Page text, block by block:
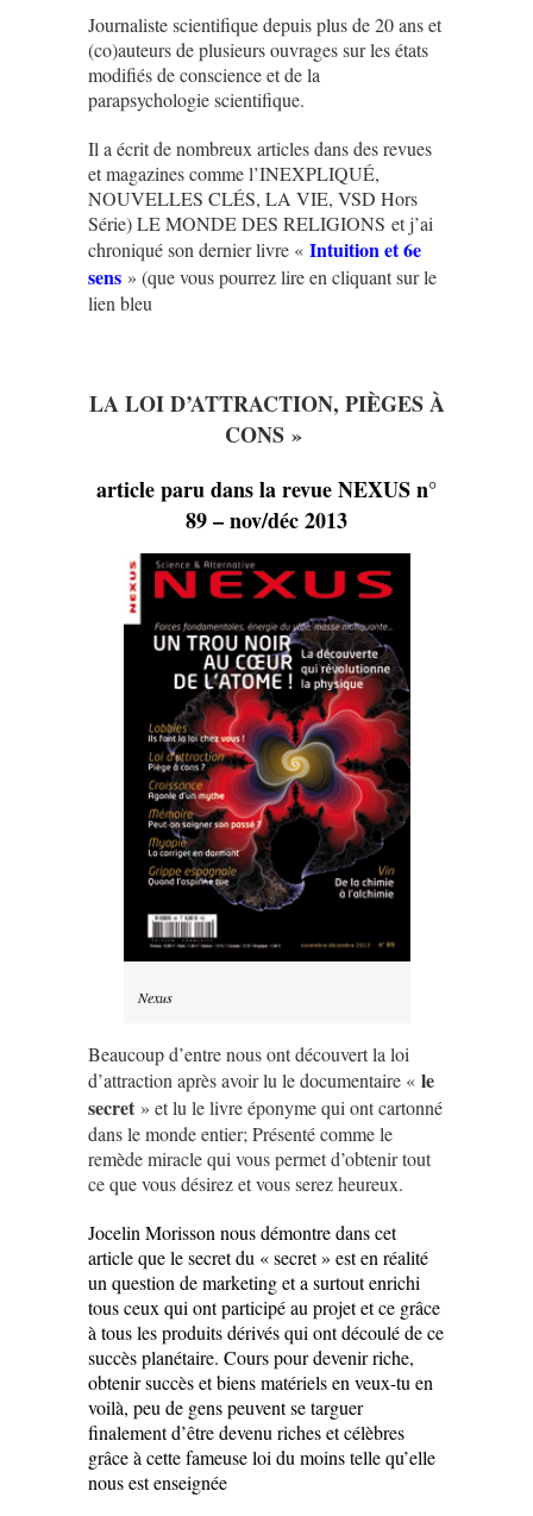
Journaliste scientifiquedepuis plus de 20 ans et
(co)auteurs de plusieurs ouvrages sur les états
modifiés de conscience et de la
parapsychologie scientifique.
Il a écrit de nombreux articles dans des revues
et magazines comme l’INEXPLIQUÉ,
NOUVELLES CLÉS, LA VIE, VSD Hors
Série) LE MONDE DES RELIGIONS et j’ai
chroniqué son dernier livre « Intuition et 6e
sens » (que vous pourrez lire en cliquant sur le
lien bleu
LA LOI D’ATTRACTION, PIÈGES À
CONS »
article paru dans la revue NEXUS n°
89 – nov/déc 2013
Nexus
Beaucoup d’entre nous ont découvert la loi
d’attraction après avoir lu le documentaire « le
secret » et lu le livre éponyme qui ont cartonné
dans le monde entier; Présenté comme le
remède miracle qui vous permet d’obtenir tout
ce que vous désirez et vous serez heureux.
Jocelin Morisson nous démontre dans cet
article que le secret du « secret » est en réalité
un question de marketing et a surtout enrichi
tous ceux qui ont participé au projet et ce grâce
à tous les produits dérivés qui ont découlé de ce
succès planétaire. Cours pour devenir riche,
obtenir succès et biens matériels en veux-tu en
voilà, peu de gens peuvent se targuer
finalement d’être devenu riches et célèbres
grâce à cette fameuse loi du moins telle qu’elle
nous est enseignée